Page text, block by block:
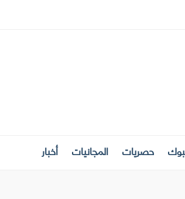
حصريات المجانيات أخبار